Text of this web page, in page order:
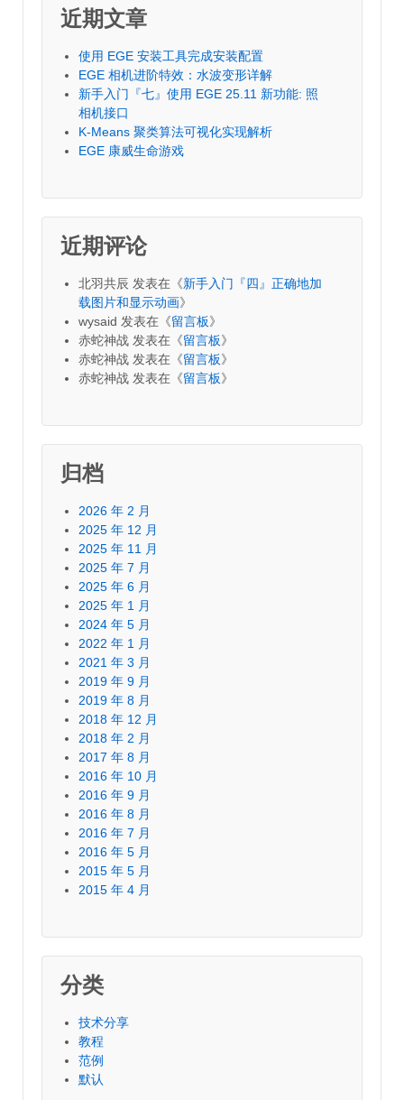
近期文章
使用 EGE 安装工具完成安装配置
EGE 相机进阶特效：水波变形详解
新手入门『七』使用 EGE 25.11 新功能: 照
相机接口
K-Means 聚类算法可视化实现解析
EGE 康威生命游戏
近期评论
北羽共辰 发表在《新手入门『四』正确地加
载图片和显示动画》
wysaid 发表在《留言板》
赤蛇神战 发表在《留言板》
赤蛇神战 发表在《留言板》
赤蛇神战 发表在《留言板》
归档
2026 年 2 月
2025 年 12 月
2025 年 11 月
2025 年 7 月
2025 年 6 月
2025 年 1 月
2024 年 5 月
2022 年 1 月
2021 年 3 月
2019 年 9 月
2019 年 8 月
2018 年 12 月
2018 年 2 月
2017 年 8 月
2016 年 10 月
2016 年 9 月
2016 年 8 月
2016 年 7 月
2016 年 5 月
2015 年 5 月
2015 年 4 月
分类
技术分享
教程
范例
默认